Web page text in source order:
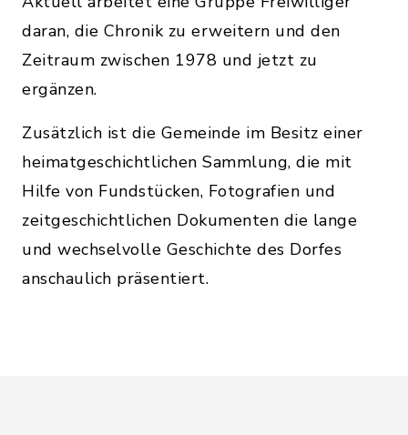
daran, die Chronik zu erweitern und den
Zeitraum zwischen 1978 und jetzt zu
ergänzen.
Zusätzlich ist die Gemeinde im Besitz einer
heimatgeschichtlichen Sammlung, die mit
Hilfe von Fundstücken, Fotografien und
zeitgeschichtlichen Dokumenten die lange
und wechselvolle Geschichte des Dorfes
anschaulich präsentiert.